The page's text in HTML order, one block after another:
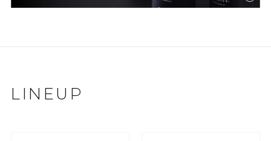
LINEUP